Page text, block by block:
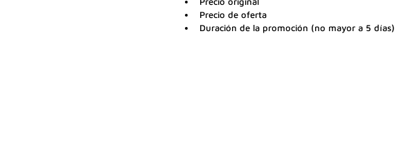
Precio de oferta
Duración de la promoción (no mayor a 5 días)